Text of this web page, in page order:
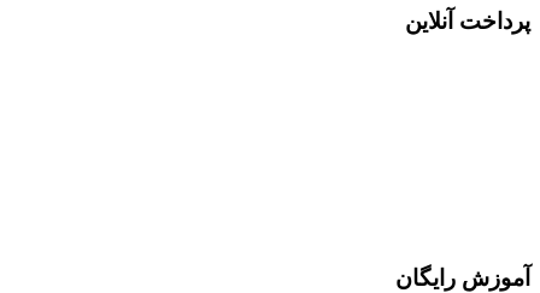
پرداخت آنلاین
آموزش رایگان